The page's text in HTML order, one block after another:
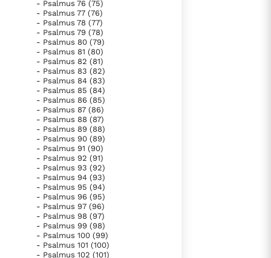
- Psalmus 76 (75)
- Psalmus 77 (76)
- Psalmus 78 (77)
- Psalmus 79 (78)
- Psalmus 80 (79)
- Psalmus 81 (80)
- Psalmus 82 (81)
- Psalmus 83 (82)
- Psalmus 84 (83)
- Psalmus 85 (84)
- Psalmus 86 (85)
- Psalmus 87 (86)
- Psalmus 88 (87)
- Psalmus 89 (88)
- Psalmus 90 (89)
- Psalmus 91 (90)
- Psalmus 92 (91)
- Psalmus 93 (92)
- Psalmus 94 (93)
- Psalmus 95 (94)
- Psalmus 96 (95)
- Psalmus 97 (96)
- Psalmus 98 (97)
- Psalmus 99 (98)
- Psalmus 100 (99)
- Psalmus 101 (100)
- Psalmus 102 (101)